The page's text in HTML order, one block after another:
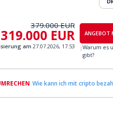
379.000 EUR
319.000 EUR
am 27.07.2026, 17.53
ANGEBOT
Warum es
gibt?
Wie kann ich mit cripto